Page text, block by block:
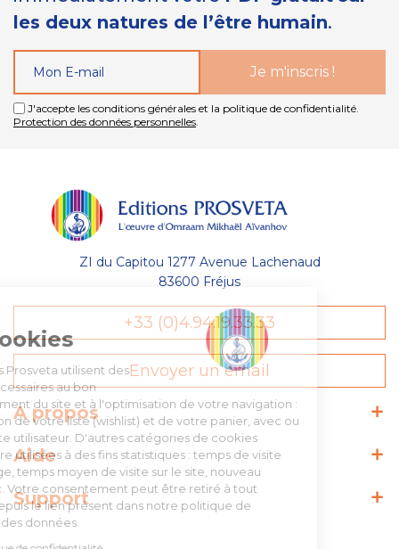
des Cookies
Les Éditions Prosveta utilisent des
cookies nécessaires au bon
fonctionnement du site et à l'optimisation de votre navigation :
conservation de votre liste (wishlist) et de votre panier, avec ou
sans compte utilisateur. D'autres catégories de cookies
peuvent être utilisées à des fins statistiques : temps de visite
sur une page, temps moyen de visite sur le site, nouveau
visiteur, etc. Votre consentement peut être retiré à tout
moment depuis le lien présent dans notre politique de
protection des données.
les deux natures de l’être humain.
J'accepte les conditions générales et la politique de confidentialité.
Protection des données personnelles
ZI du Capitou 1277 Avenue Lachenaud
83600 Fréjus
+33 (0)4.94.19.33.33
Envoyer un email
A propos
Aide
Support